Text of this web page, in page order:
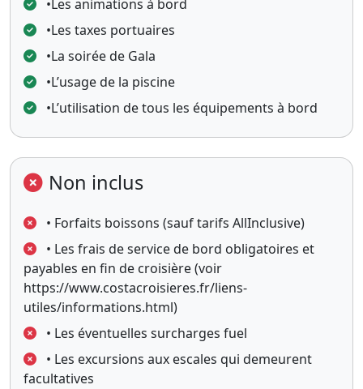
•Les animations à bord
•Les taxes portuaires
•La soirée de Gala
•L’usage de la piscine
•L’utilisation de tous les équipements à bord
Non inclus
• Forfaits boissons (sauf tarifs AllInclusive)
• Les frais de service de bord obligatoires et
payables en fin de croisière (voir
https://www.costacroisieres.fr/liens-
utiles/informations.html)
• Les éventuelles surcharges fuel
• Les excursions aux escales qui demeurent
facultatives